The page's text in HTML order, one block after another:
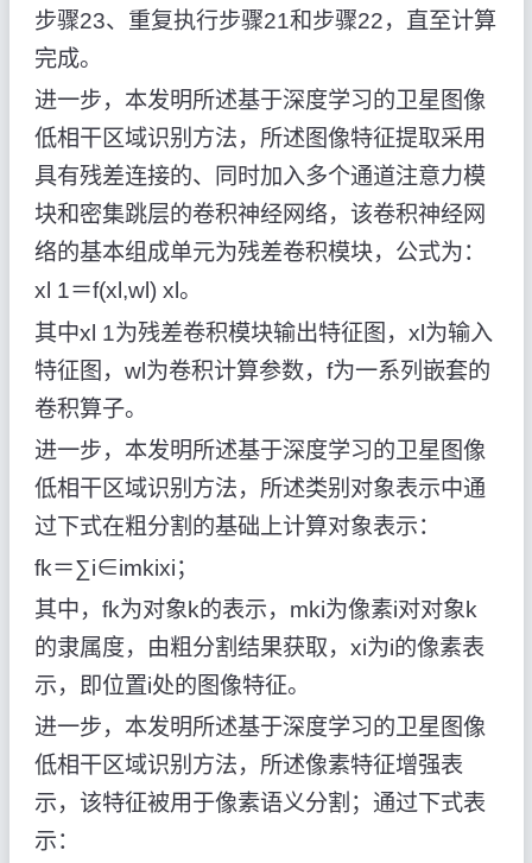
步骤23、重复执行步骤21和步骤22，直至计算
完成。
进一步，本发明所述基于深度学习的卫星图像
低相干区域识别方法，所述图像特征提取采用
具有残差连接的、同时加入多个通道注意力模
块和密集跳层的卷积神经网络，该卷积神经网
络的基本组成单元为残差卷积模块，公式为：
xl 1＝f(xl,wl) xl。
其中xl 1为残差卷积模块输出特征图，xl为输入
特征图，wl为卷积计算参数，f为一系列嵌套的
卷积算子。
进一步，本发明所述基于深度学习的卫星图像
低相干区域识别方法，所述类别对象表示中通
过下式在粗分割的基础上计算对象表示：
fk＝∑i∈imkixi；
其中，fk为对象k的表示，mki为像素i对对象k
的隶属度，由粗分割结果获取，xi为i的像素表
示，即位置i处的图像特征。
进一步，本发明所述基于深度学习的卫星图像
低相干区域识别方法，所述像素特征增强表
示，该特征被用于像素语义分割；通过下式表
示：